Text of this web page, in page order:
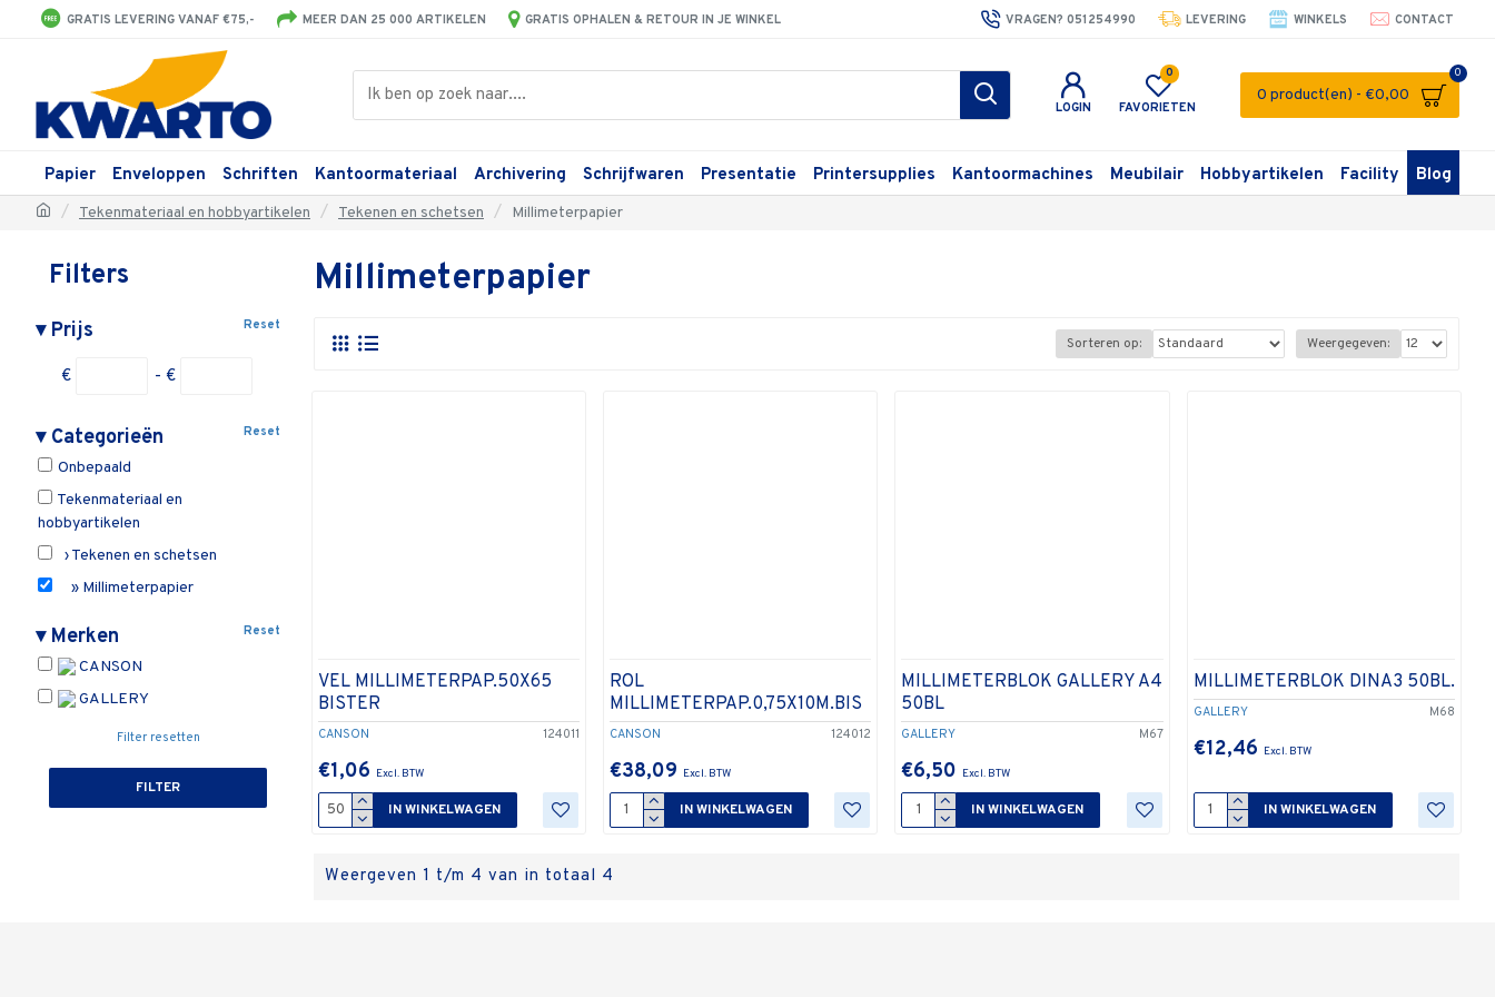
GRATIS LEVERING VANAF €75,- MEER DAN 25 000 ARTIKELEN GRATIS OPHALEN & RETOUR IN JE WINKEL VRAGEN? 051254990 LEVERING WINKELS CONTACT
LOGIN FAVORIETEN
0
0 product(en) - €0,00
0
Papier Enveloppen Schriften Kantoormateriaal Archivering Schrijfwaren Presentatie Printersupplies Kantoormachines Meubilair Hobbyartikelen Facility Blog
Tekenmateriaal en hobbyartikelen Tekenen en schetsen Millimeterpapier
Filters
▾Prijs Reset
€ - €
▾Categorieën Reset
Onbepaald
Tekenmateriaal en
hobbyartikelen
› Tekenen en schetsen
» Millimeterpapier
▾Merken Reset
CANSON
GALLERY
Filter resetten
FILTER
Millimeterpapier
Sorteren op: Weergegeven:
CANSON 124011
VEL MILLIMETERPAP.50X65
BISTER
€1,06
IN WINKELWAGEN
CANSON 124012
ROL
MILLIMETERPAP.0,75X10M.BIS
€38,09
IN WINKELWAGEN
GALLERY M67
MILLIMETERBLOK GALLERY A4
50BL
€6,50
IN WINKELWAGEN
GALLERY M68
MILLIMETERBLOK DINA3 50BL.
€12,46
IN WINKELWAGEN
Weergeven 1 t/m 4 van in totaal 4